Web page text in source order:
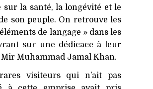
sur la santé, la longévité et le
son peuple. On retrouve les
de langage » dans les
sur une dédicace à leur
Mir Muhammad Jamal Khan.
visiteurs qui n’ait pas